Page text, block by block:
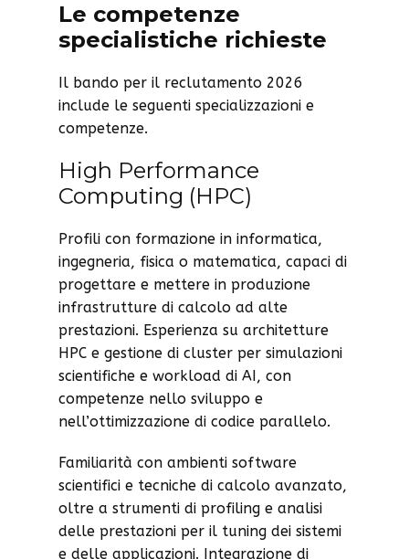
Le competenze
specialistiche richieste
Il bando per il reclutamento 2026
include le seguenti specializzazioni e
competenze.
High Performance
Computing (HPC)
Profili con formazione in informatica,
ingegneria, fisica o matematica, capaci di
progettare e mettere in produzione
infrastrutture di calcolo ad alte
prestazioni. Esperienza su architetture
HPC e gestione di cluster per simulazioni
scientifiche e workload di AI, con
competenze nello sviluppo e
nell’ottimizzazione di codice parallelo.
Familiarità con ambienti software
scientifici e tecniche di calcolo avanzato,
oltre a strumenti di profiling e analisi
delle prestazioni per il tuning dei sistemi
e delle applicazioni. Integrazione di